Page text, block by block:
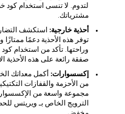
لتدوم. لا تنسى استخدام كود
مشترياتك.
أحذية خارجية: استكشف
توفر هذه الأحذية دعمًا
وراحتها. تأكد من استخدام
صفقة رائعة على هذه الأحذية
إكسسوارات: أكمل معداتك
من الأحزمة والقفازات
مجموعة واسعة من
الترويج الخاص بـ ويريتس